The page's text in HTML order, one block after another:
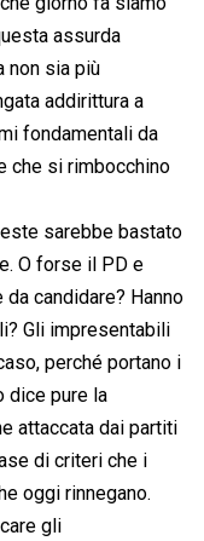
assurda
non sia più
addirittura a
fondamentali da
che si rimbocchino
sarebbe bastato
O forse il PD e
candidare? Hanno
Gli impresentabili
perché portano i
dice pure la
attaccata dai partiti
di criteri che i
oggi rinnegano.
gli